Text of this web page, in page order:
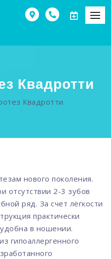
Квадротти
Квадротти
нового поколения.
отсутствии 2-3 зубов
ряд. За счет лёгкости
практически
в ношении.
гипоаллергенного